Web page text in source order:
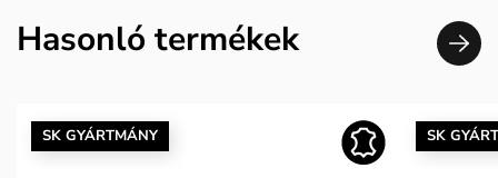
Hasonló termékek
SK GYÁRTMÁNY SK